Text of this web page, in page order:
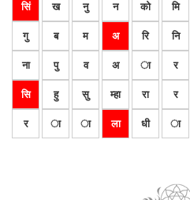
सिं ख नु न को मि
गु ब म अ रि नि
ना पु व अ ा र
सि हु सु म्हा रा र
र ा ा ला धी ा